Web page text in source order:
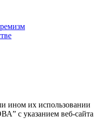
ином их использовании
с указанием веб-сайта